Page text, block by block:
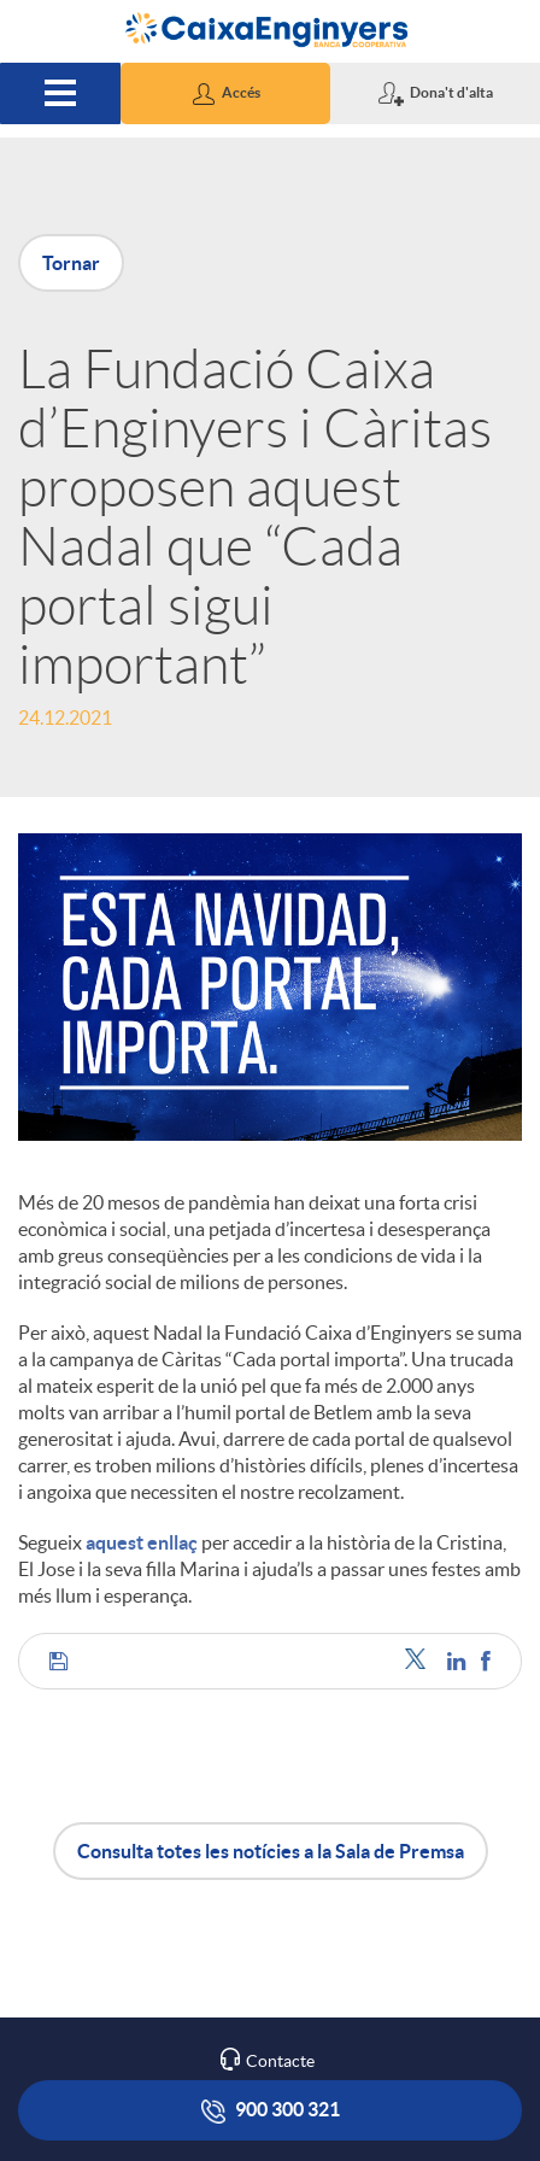
Salta al contingut principal
Accés Dona't d'alta
P
u
b
l
i
c
a
o
r
d
e
c
o
n
t
i
n
g
u
s
Tornar
La Fundació Caixa
d’Enginyers i Càritas
proposen aquest
Nadal que “Cada
portal sigui
important”
24.12.2021
Més de 20 mesos de pandèmia han deixat una forta crisi
econòmica i social, una petjada d’incertesa i desesperança
amb greus conseqüències per a les condicions de vida i la
integració social de milions de persones.
Per això, aquest Nadal la Fundació Caixa d’Enginyers se suma
a la campanya de Càritas “Cada portal importa”. Una trucada
al mateix esperit de la unió pel que fa més de 2.000 anys
molts van arribar a l’humil portal de Betlem amb la seva
generositat i ajuda. Avui, darrere de cada portal de qualsevol
carrer, es troben milions d’històries difícils, plenes d’incertesa
i angoixa que necessiten el nostre recolzament.
Segueixaquest enllaç per accedir a la història de la Cristina,
El Jose i la seva filla Marina i ajuda’ls a passar unes festes amb
més llum i esperança.
C
m
a
r
i
ó
Consulta totes les notícies a la Sala de Premsa
Contacte
900 300 321